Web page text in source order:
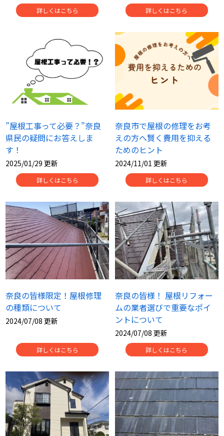
見積もりシミュレーション
詳しくはこちら 詳しくはこちら
”屋根工事って必要？”奈良
県民の疑問にお答えしま
す！
2025/01/29 更新
詳しくはこちら
奈良市で屋根の修理をお考
えの方へ賢く費用を抑える
ためのヒント
2024/11/01 更新
詳しくはこちら
奈良の皆様限定！屋根修理
の種類について
2024/07/08 更新
詳しくはこちら
奈良の皆様！ 屋根リフォー
ムの業者選びで重要なポイ
ントについて
2024/07/08 更新
詳しくはこちら